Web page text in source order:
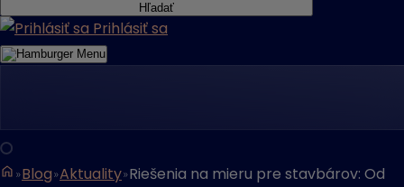
Hľadať
Prihlásiť sa
Menu
Blog Aktuality Riešenia na mieru pre stavbárov: Od